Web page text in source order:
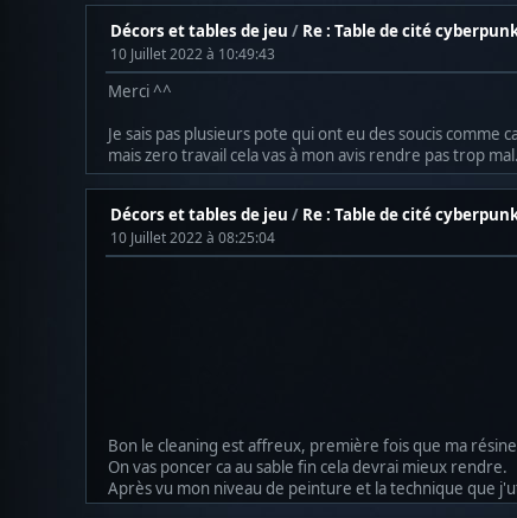
Décors et tables de jeu / Re : Table de cité
10 Juillet 2022 à 10:49:43
Merci ^^
Je sais pas plusieurs pote qui ont eu des soucis
mais zero travail cela vas à mon avis rendre pas trop mal.
Décors et tables de jeu / Re : Table de cité
10 Juillet 2022 à 08:25:04
Bon le cleaning est affreux, première fois que ma
On vas poncer ca au sable fin cela devrai mieux rendre.
Après vu mon niveau de peinture et la technique que